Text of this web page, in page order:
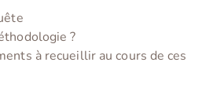
?
à recueillir au cours de ces